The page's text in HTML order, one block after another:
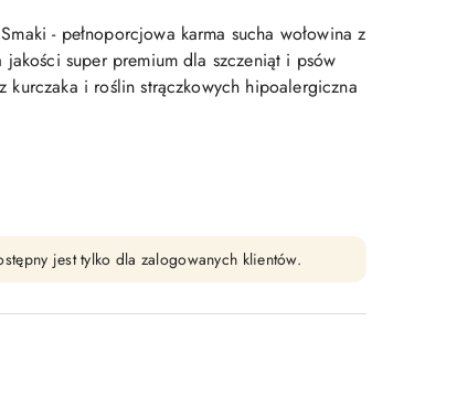
- pełnoporcjowa karma sucha wołowina z
jakości super premium dla szczeniąt i psów
kurczaka i roślin strączkowych hipoalergiczna
jest tylko dla zalogowanych klientów.